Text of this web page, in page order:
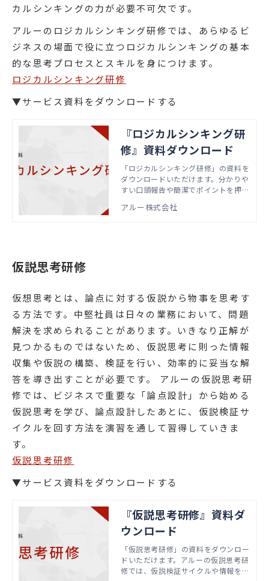
カルシンキングの力が必要不可欠です。
アルーのロジカルシンキング研修では、あらゆるビ
ジネスの場面で役に立つロジカルシンキングの基本
的な思考プロセスとスキルを身につけます。
ロジカルシンキング研修
▼サービス資料をダウンロードする
『ロジカルシンキング研
修』資料ダウンロード
「ロジカルシンキング研修」の資料を
ダウンロードいただけます。分かりや
すい口頭報告や簡潔でポイントを押さ
ビジネスの場面で役に立つロジカルシ
アルー株式会社
仮説思考研修
仮想思考とは、論点に対する仮説から物事を思考す
る方法です。中堅社員は日々の業務において、問題
解決を求められることがあります。いきなり正解が
見つかるものではないため、仮説思考に則った情報
収集や仮説の構築、検証を行い、効率的に妥当な解
答を導き出すことが必要です。 アルーの仮説思考研
修では、ビジネスで重要な「論点設計」から始める
仮説思考を学び、論点設計したあとに、仮説検証サ
イクルを回す方法を演習を通して習得していきま
す。
仮説思考研修
▼サービス資料をダウンロードする
『仮説思考研修』資料ダ
ウンロード
「仮説思考研修」の資料をダウンロー
ドいただけます。アルーの仮説思考研
修では、仮説検証サイクルや情報を得